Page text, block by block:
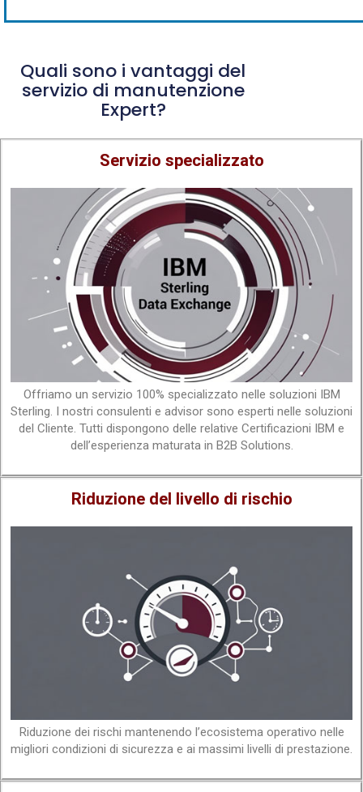
Quali sono i vantaggi del
servizio di manutenzione
Expert?
Servizio specializzato
Offriamo un servizio 100% specializzato nelle soluzioni IBM
Sterling. I nostri consulenti e advisor sono esperti nelle soluzioni
del Cliente. Tutti dispongono delle relative Certificazioni IBM e
dell’esperienza maturata in B2B Solutions.
Riduzione del livello di rischio
Riduzione dei rischi mantenendo l’ecosistema operativo nelle
migliori condizioni di sicurezza e ai massimi livelli di prestazione.